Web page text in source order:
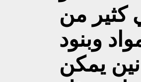
كثير من
وبنود
يمكن